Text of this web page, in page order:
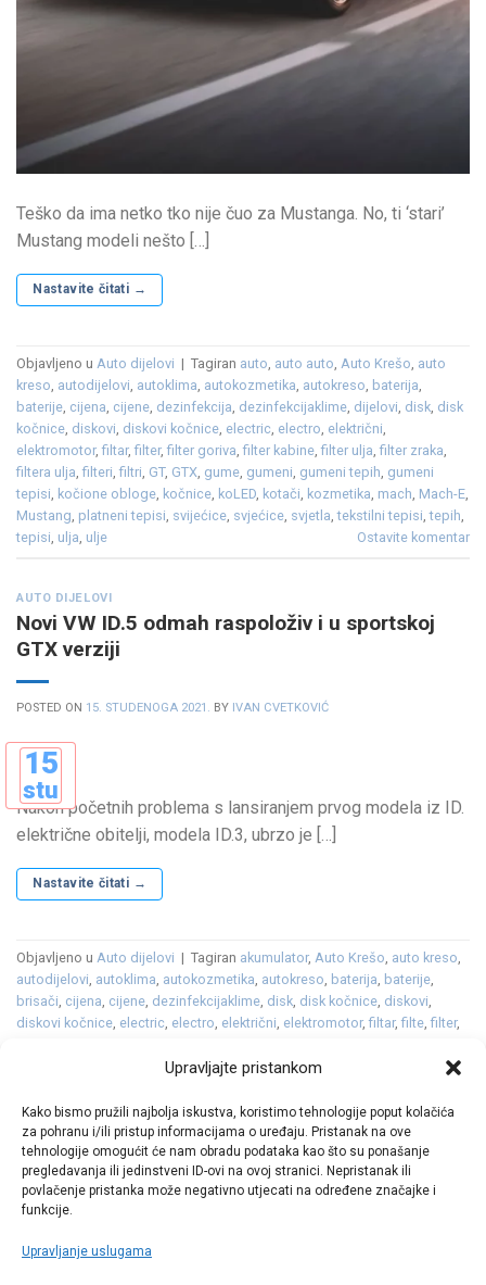
Upravljajte pristankom
Kako bismo pružili najbolja iskustva, koristimo tehnologije poput kolačića
za pohranu i/ili pristup informacijama o uređaju. Pristanak na ove
tehnologije omogućit će nam obradu podataka kao što su ponašanje
pregledavanja ili jedinstveni ID-ovi na ovoj stranici. Nepristanak ili
povlačenje pristanka može negativno utjecati na određene značajke i
funkcije.
Upravljanje uslugama
Teško da ima netko tko nije čuo za Mustanga. No, ti ‘stari’
Mustang modeli nešto […]
Nastavite čitati →
Objavljeno u Auto dijelovi | Tagiran auto, auto auto, Auto Krešo, auto
kreso, autodijelovi, autoklima, autokozmetika, autokreso, baterija,
baterije, cijena, cijene, dezinfekcija, dezinfekcijaklime, dijelovi, disk, disk
kočnice, diskovi, diskovi kočnice, electric, electro, električni,
elektromotor,filtar,filter,filter goriva,filter kabine,filter ulja,filter zraka,
filtera ulja,filteri,filtri, GT, GTX, gume, gumeni, gumeni tepih, gumeni
tepisi, kočione obloge, kočnice, koLED, kotači, kozmetika, mach, Mach-E,
Mustang, platneni tepisi, svijećice, svjećice, svjetla,tekstilni tepisi,tepih,
tepisi, ulja, ulje Ostavite komentar
AUTO DIJELOVI
Novi VW ID.5 odmah raspoloživ i u sportskoj
GTX verziji
POSTED ON 15. STUDENOGA 2021. BY IVAN CVETKOVIĆ
15
stu
Nakon početnih problema s lansiranjem prvog modela iz ID.
električne obitelji, modela ID.3, ubrzo je […]
Nastavite čitati →
Objavljeno u Auto dijelovi | Tagiran akumulator, Auto Krešo, auto kreso,
autodijelovi, autoklima, autokozmetika, autokreso, baterija, baterije,
brisači, cijena, cijene, dezinfekcijaklime, disk, disk kočnice, diskovi,
diskovi kočnice, electric, electro, električni, elektromotor,filtar,filte,filter,
gumeni tepih,gumeni tepisi,ID,ID.3 ID5
oprema,platneni, platneni tepisi,premijera,svjećice,svjetla,tekstilni
tepisi,tekućina ,tepih, tepisi,ulja,ulje ,vjetrobransko,vjetrobransko
staklo,volkswagen,vw,zimska tekućina Ostavite komentar